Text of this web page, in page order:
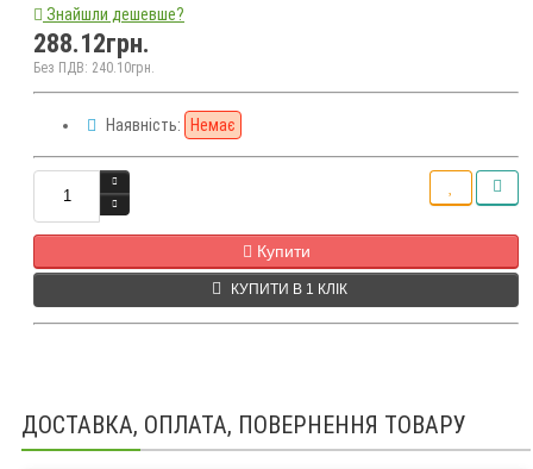
Знайшли дешевше?
288.12грн.
Без ПДВ: 240.10грн.
Наявність: Немає
Купити
КУПИТИ В 1 КЛІК
ДОСТАВКА, ОПЛАТА, ПОВЕРНЕННЯ ТОВАРУ